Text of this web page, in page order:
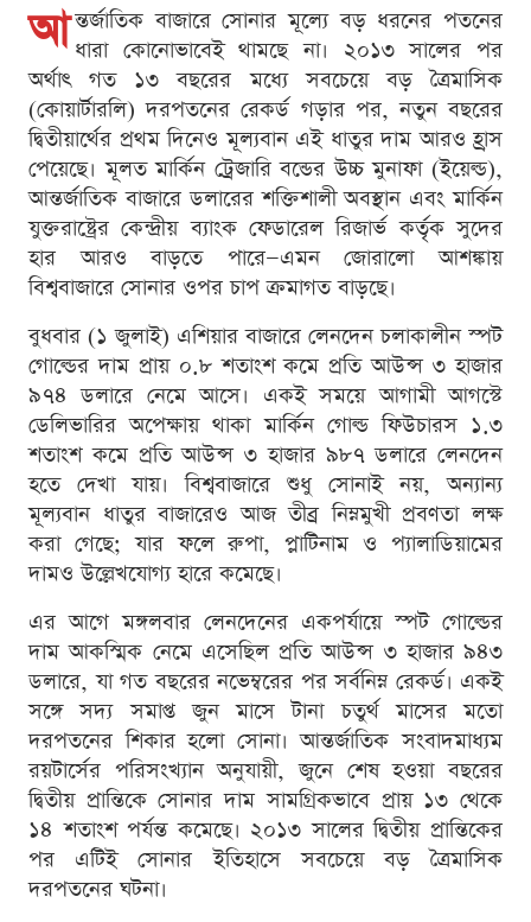
আ ন্তর্জাতিক বাজারে সোনার মূল্যে বড় ধরনের পতনের
ধারা কোনোভাবেই থামছে না। ২০১৩ সালের পর
অর্থাৎ গত ১৩ বছরের মধ্যে সবচেয়ে বড় ত্রৈমাসিক
(কোয়ার্টারলি) দরপতনের রেকর্ড গড়ার পর, নতুন বছরের
দ্বিতীয়ার্থের প্রথম দিনেও মূল্যবান এই ধাতুর দাম আরও হ্রাস
পেয়েছে। মূলত মার্কিন ট্রেজারি বন্ডের উচ্চ মুনাফা (ইয়েল্ড),
আন্তর্জাতিক বাজারে ডলারের শক্তিশালী অবস্থান এবং মার্কিন
যুক্তরাষ্ট্রের কেন্দ্রীয় ব্যাংক ফেডারেল রিজার্ভ কর্তৃক সুদের
হার আরও বাড়তে পারে—এমন জোরালো আশঙ্কায়
বিশ্ববাজারে সোনার ওপর চাপ ক্রমাগত বাড়ছে।
বুধবার (১ জুলাই) এশিয়ার বাজারে লেনদেন চলাকালীন স্পট
গোল্ডের দাম প্রায় ০.৮ শতাংশ কমে প্রতি আউন্স ৩ হাজার
৯৭৪ ডলারে নেমে আসে। একই সময়ে আগামী আগস্টে
ডেলিভারির অপেক্ষায় থাকা মার্কিন গোল্ড ফিউচারস ১.৩
শতাংশ কমে প্রতি আউন্স ৩ হাজার ৯৮৭ ডলারে লেনদেন
হতে দেখা যায়। বিশ্ববাজারে শুধু সোনাই নয়, অন্যান্য
মূল্যবান ধাতুর বাজারেও আজ তীব্র নিম্নমুখী প্রবণতা লক্ষ
করা গেছে; যার ফলে রুপা, প্লাটিনাম ও প্যালাডিয়ামের
দামও উল্লেখযোগ্য হারে কমেছে।
এর আগে মঙ্গলবার লেনদেনের একপর্যায়ে স্পট গোল্ডের
দাম আকস্মিক নেমে এসেছিল প্রতি আউন্স ৩ হাজার ৯৪৩
ডলারে, যা গত বছরের নভেম্বরের পর সর্বনিম্ন রেকর্ড। একই
সঙ্গে সদ্য সমাপ্ত জুন মাসে টানা চতুর্থ মাসের মতো
দরপতনের শিকার হলো সোনা। আন্তর্জাতিক সংবাদমাধ্যম
রয়টার্সের পরিসংখ্যান অনুযায়ী, জুনে শেষ হওয়া বছরের
দ্বিতীয় প্রান্তিকে সোনার দাম সামগ্রিকভাবে প্রায় ১৩ থেকে
১৪ শতাংশ পর্যন্ত কমেছে। ২০১৩ সালের দ্বিতীয় প্রান্তিকের
পর এটিই সোনার ইতিহাসে সবচেয়ে বড় ত্রৈমাসিক
দরপতনের ঘটনা।